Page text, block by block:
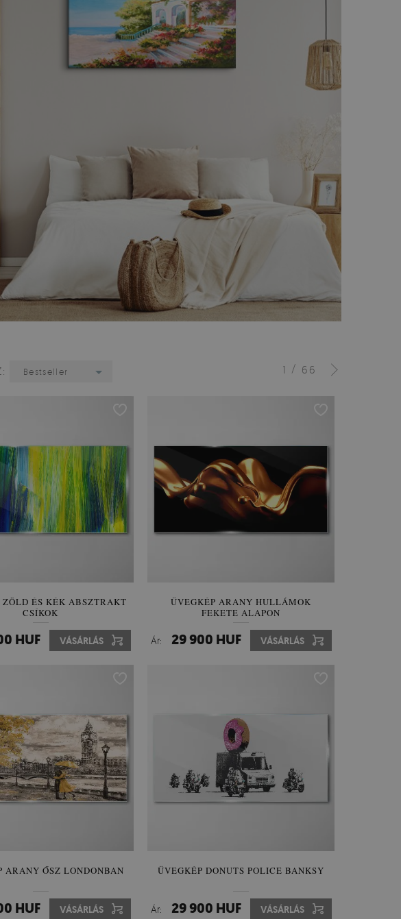
1 / 66
Bestseller
ZÖLD ÉS KÉK ABSZTRAKT
CSÍKOK
HUF VÁSÁRLÁS
ÜVEGKÉP ARANY HULLÁMOK
FEKETE ALAPON
Ár: 29 900 HUF VÁSÁRLÁS
ARANY ŐSZ LONDONBAN
HUF VÁSÁRLÁS
ÜVEGKÉP DONUTS POLICE BANKSY
Ár: 29 900 HUF VÁSÁRLÁS